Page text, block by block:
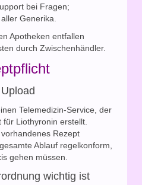
bei Fragen;
Generika.
Apotheken entfallen
durch Zwischenhändler.
Telemedizin-Service, der
Liothyronin erstellt.
Rezept
Ablauf regelkonform,
gehen müssen.
wichtig ist